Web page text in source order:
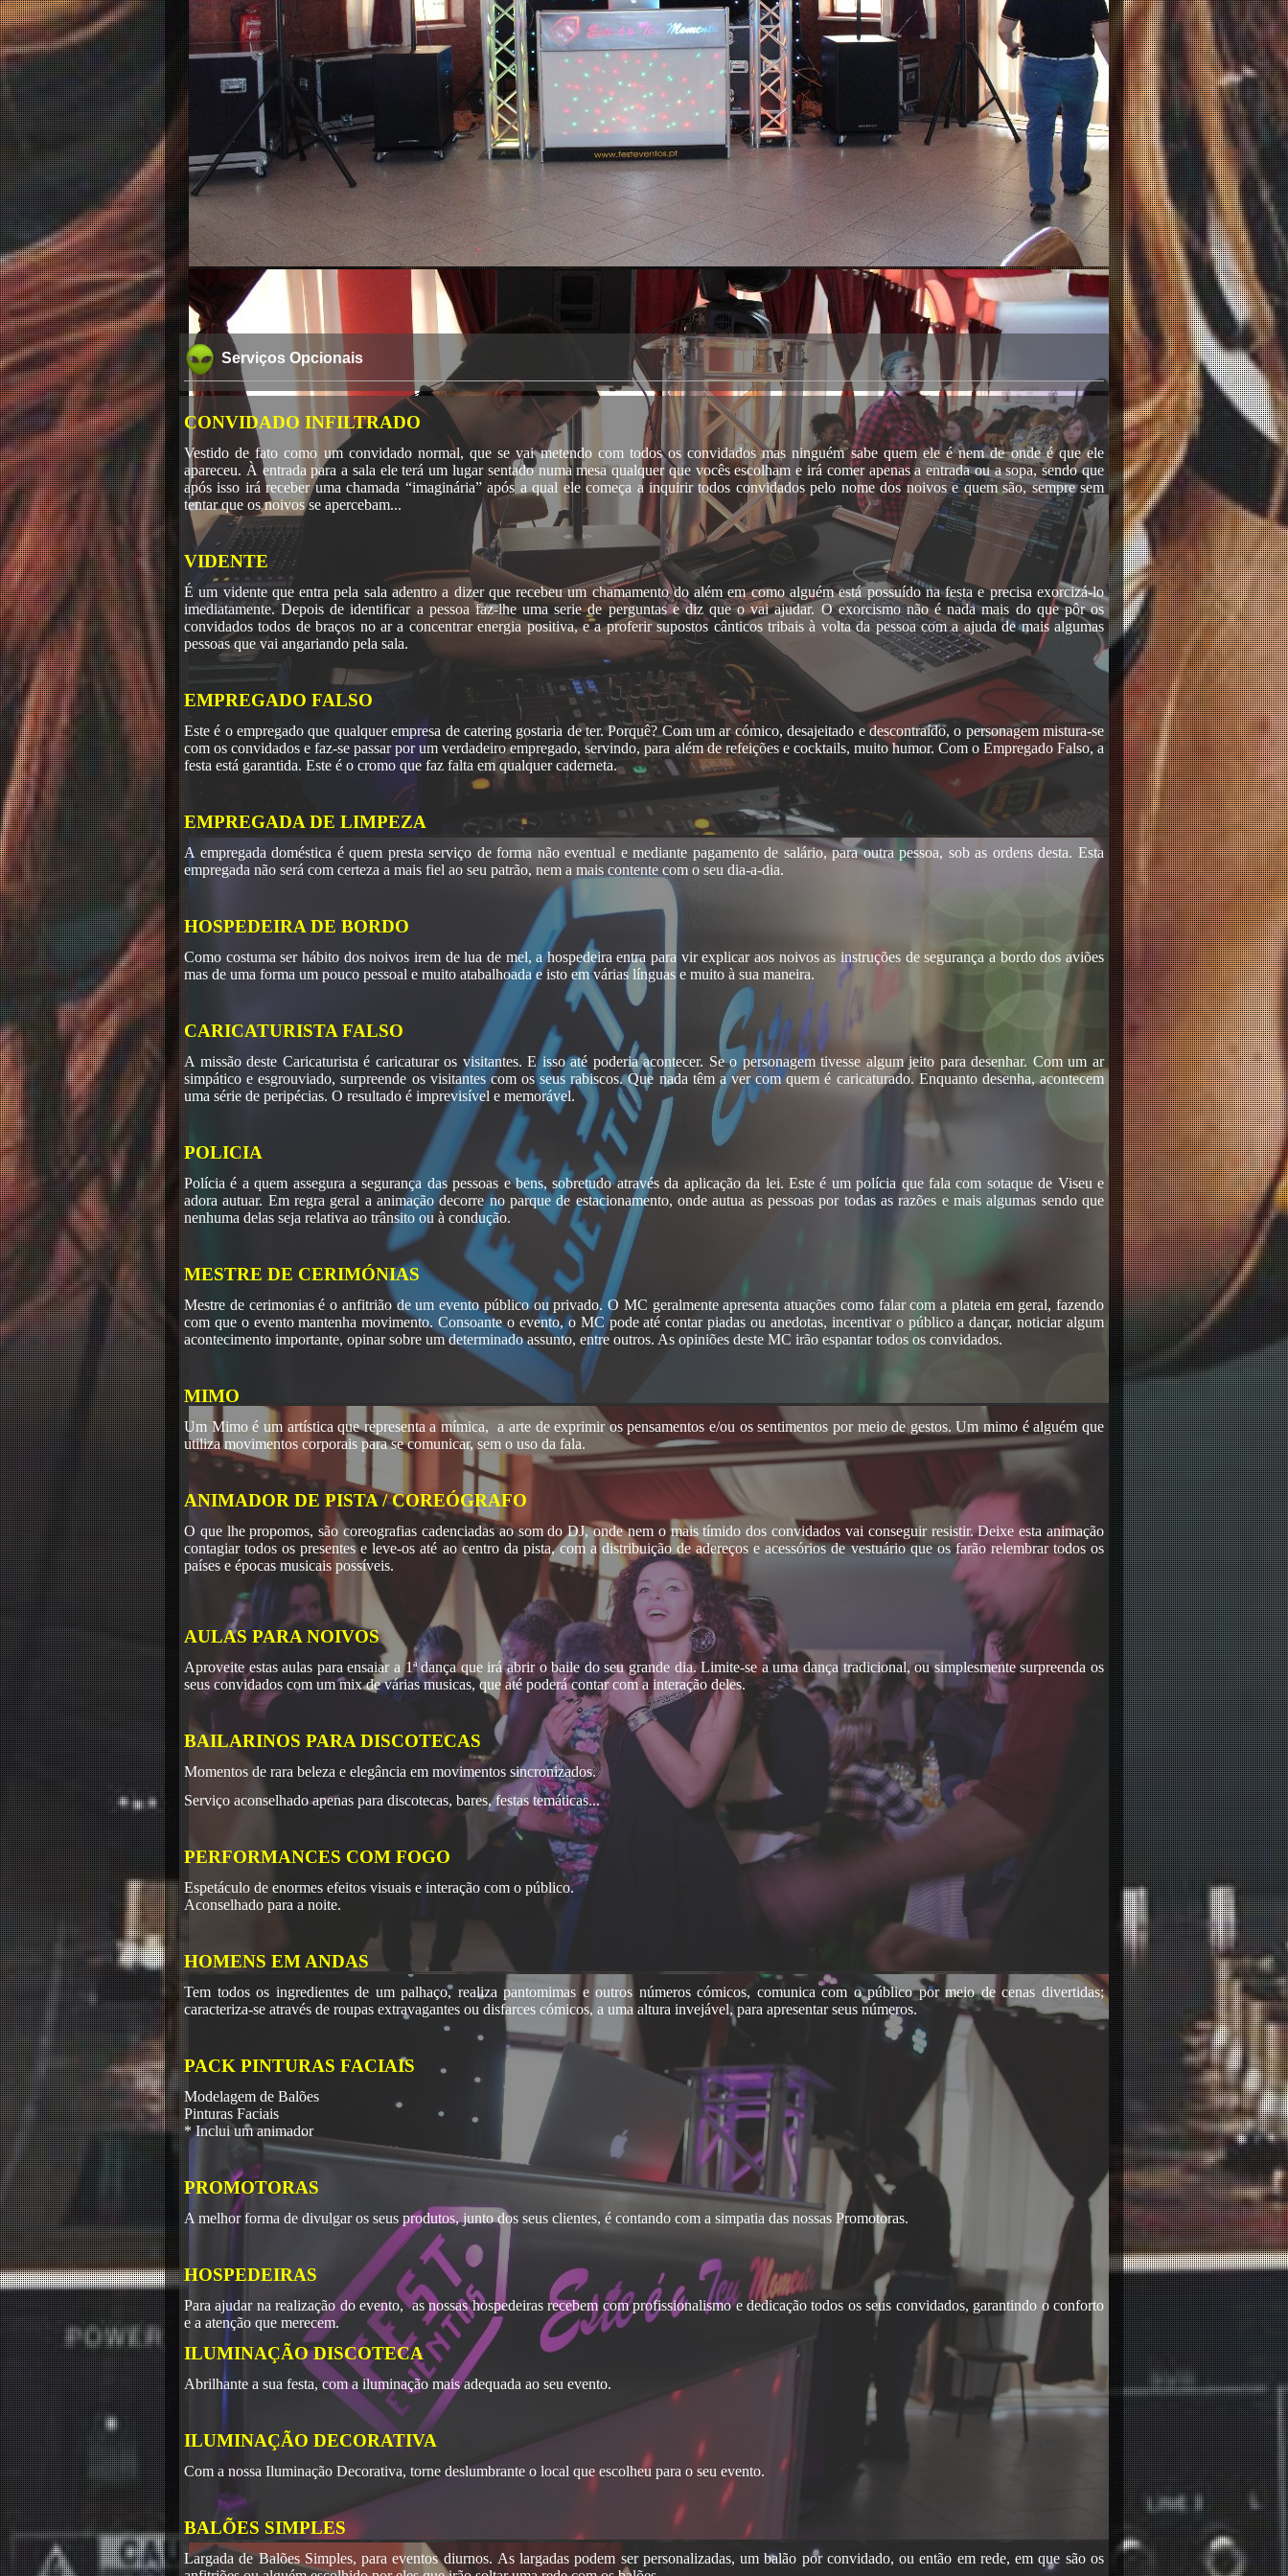
Serviços Opcionais
CONVIDADO INFILTRADO
Vestido de fato como um convidado normal, que se vai metendo com todos os convidados mas ninguém sabe quem ele é nem de onde é que ele
apareceu. À entrada para a sala ele terá um lugar sentado numa mesa qualquer que vocês escolham e irá comer apenas a entrada ou a sopa, sendo que
após isso irá receber uma chamada “imaginária” após a qual ele começa a inquirir todos convidados pelo nome dos noivos e quem são, sempre sem
tentar que os noivos se apercebam...
VIDENTE
É um vidente que entra pela sala adentro a dizer que recebeu um chamamento do além em como alguém está possuído na festa e precisa exorcizá-lo
imediatamente. Depois de identificar a pessoa faz-lhe uma serie de perguntas e diz que o vai ajudar. O exorcismo não é nada mais do que pôr os
convidados todos de braços no ar a concentrar energia positiva, e a proferir supostos cânticos tribais à volta da pessoa com a ajuda de mais algumas
pessoas que vai angariando pela sala.
EMPREGADO FALSO
Este é o empregado que qualquer empresa de catering gostaria de ter. Porquê? Com um ar cómico, desajeitado e descontraído, o personagem mistura-se
com os convidados e faz-se passar por um verdadeiro empregado, servindo, para além de refeições e cocktails, muito humor. Com o Empregado Falso, a
festa está garantida. Este é o cromo que faz falta em qualquer caderneta.
EMPREGADA DE LIMPEZA
A empregada doméstica é quem presta serviço de forma não eventual e mediante pagamento de salário, para outra pessoa, sob as ordens desta. Esta
empregada não será com certeza a mais fiel ao seu patrão, nem a mais contente com o seu dia-a-dia.
HOSPEDEIRA DE BORDO
Como costuma ser hábito dos noivos irem de lua de mel, a hospedeira entra para vir explicar aos noivos as instruções de segurança a bordo dos aviões
mas de uma forma um pouco pessoal e muito atabalhoada e isto em várias línguas e muito à sua maneira.
CARICATURISTA FALSO
A missão deste Caricaturista é caricaturar os visitantes. E isso até poderia acontecer. Se o personagem tivesse algum jeito para desenhar. Com um ar
simpático e esgrouviado, surpreende os visitantes com os seus rabiscos. Que nada têm a ver com quem é caricaturado. Enquanto desenha, acontecem
uma série de peripécias. O resultado é imprevisível e memorável.
POLICIA
Polícia é a quem assegura a segurança das pessoas e bens, sobretudo através da aplicação da lei. Este é um polícia que fala com sotaque de Viseu e
adora autuar. Em regra geral a animação decorre no parque de estacionamento, onde autua as pessoaspor todas as razões e mais algumas sendo que
nenhuma delas seja relativa ao trânsito ou à condução.
MESTRE DE CERIMÓNIAS
Mestre de cerimonias é o anfitrião de um evento público ou privado. O MC geralmente apresenta atuações como falar com a plateia em geral, fazendo
com que o evento mantenha movimento. Consoante o evento, o MC pode até contar piadas ou anedotas, incentivar o público a dançar, noticiar algum
acontecimento importante, opinar sobre um determinado assunto, entre outros. As opiniões deste MC irão espantar todos os convidados.
MIMO
Um Mimo é um artística que representa a mímica, a arte de exprimir os pensamentos e/ou os sentimentos por meio de gestos. Um mimo é alguém que
utiliza movimentos corporais para se comunicar, sem o uso da fala.
ANIMADOR DE PISTA / COREÓGRAFO
O que lhe propomos, são coreografias cadenciadas ao som do DJ, onde nem o mais tímido dos convidados vai conseguir resistir. Deixe esta animação
contagiar todos os presentes e leve-os até ao centro da pista, com a distribuição de adereços e acessórios de vestuário que os farão relembrar todos os
países e épocas musicais possíveis.
AULAS PARA NOIVOS
Aproveite estas aulas para ensaiar a 1ª dança que irá abrir o baile do seu grande dia. Limite-se a uma dança tradicional, ou simplesmente surpreenda os
seus convidados com um mix de várias musicas, que até poderá contar com a interação deles.
BAILARINOS PARA DISCOTECAS
Momentos de rara beleza e elegância em movimentos sincronizados.
Serviço aconselhado apenas para discotecas, bares, festas temáticas...
PERFORMANCES COM FOGO
Espetáculo de enormes efeitos visuais e interação com o público.
Aconselhado para a noite.
HOMENS EM ANDAS
Tem todos os ingredientes de um palhaço, realiza pantomimas e outros números cómicos, comunica com o público por meio de cenas divertidas;
caracteriza-se através de roupas extravagantes ou disfarces cómicos, a uma altura invejável, para apresentar seus números.
PACK PINTURAS FACIAIS
Modelagem de Balões
Pinturas Faciais
* Inclui um animador
PROMOTORAS
A melhor forma de divulgar os seus produtos, junto dos seus clientes, é contando com a simpatia das nossas Promotoras.
HOSPEDEIRAS
Para ajudar na realização do evento, as nossas hospedeiras recebem com profissionalismo e dedicação todos os seus convidados, garantindo o conforto
e a atenção que merecem.
ILUMINAÇÃO DISCOTECA
Abrilhante a sua festa, com a iluminação mais adequada ao seu evento.
ILUMINAÇÃO DECORATIVA
Com a nossa Iluminação Decorativa, torne deslumbrante o local que escolheu para o seu evento.
BALÕES SIMPLES
Largada de Balões Simples, para eventos diurnos. As largadas podem ser personalizadas, um balão por convidado, ou então em rede, em que são os